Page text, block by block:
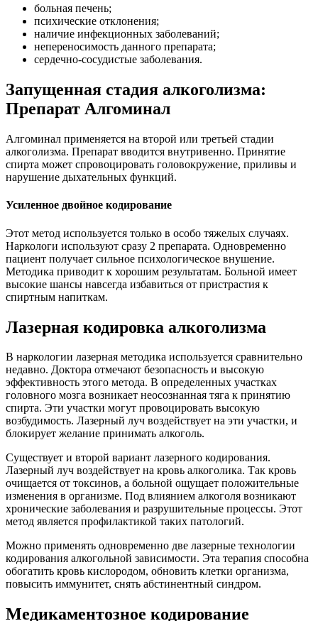
больная печень;
психические отклонения;
наличие инфекционных заболеваний;
непереносимость данного препарата;
сердечно-сосудистые заболевания.
Запущенная стадия алкоголизма:
Препарат Алгоминал
Алгоминал применяется на второй или третьей стадии
алкоголизма. Препарат вводится внутривенно. Принятие
спирта может спровоцировать головокружение, приливы и
нарушение дыхательных функций.
Усиленное двойное кодирование
Этот метод используется только в особо тяжелых случаях.
Наркологи используют сразу 2 препарата. Одновременно
пациент получает сильное психологическое внушение.
Методика приводит к хорошим результатам. Больной имеет
высокие шансы навсегда избавиться от пристрастия к
спиртным напиткам.
Лазерная кодировка алкоголизма
В наркологии лазерная методика используется сравнительно
недавно. Доктора отмечают безопасность и высокую
эффективность этого метода. В определенных участках
головного мозга возникает неосознанная тяга к принятию
спирта. Эти участки могут провоцировать высокую
возбудимость. Лазерный луч воздействует на эти участки, и
блокирует желание принимать алкоголь.
Существует и второй вариант лазерного кодирования.
Лазерный луч воздействует на кровь алкоголика. Так кровь
очищается от токсинов, а больной ощущает положительные
изменения в организме. Под влиянием алкоголя возникают
хронические заболевания и разрушительные процессы. Этот
метод является профилактикой таких патологий.
Можно применять одновременно две лазерные технологии
кодирования алкогольной зависимости. Эта терапия способна
обогатить кровь кислородом, обновить клетки организма,
повысить иммунитет, снять абстинентный синдром.
Медикаментозное кодирование